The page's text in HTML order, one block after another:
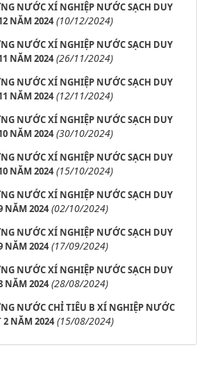
NƯỚC XÍ NGHIỆP NƯỚC SẠCH DUY
NĂM 2024 (10/12/2024)
NƯỚC XÍ NGHIỆP NƯỚC SẠCH DUY
NĂM 2024 (26/11/2024)
NƯỚC XÍ NGHIỆP NƯỚC SẠCH DUY
NĂM 2024 (12/11/2024)
NƯỚC XÍ NGHIỆP NƯỚC SẠCH DUY
NĂM 2024 (30/10/2024)
NƯỚC XÍ NGHIỆP NƯỚC SẠCH DUY
NĂM 2024 (15/10/2024)
NƯỚC XÍ NGHIỆP NƯỚC SẠCH DUY
NĂM 2024 (02/10/2024)
NƯỚC XÍ NGHIỆP NƯỚC SẠCH DUY
NĂM 2024 (17/09/2024)
NƯỚC XÍ NGHIỆP NƯỚC SẠCH DUY
NĂM 2024 (28/08/2024)
NƯỚC CHỈ TIÊU B XÍ NGHIỆP NƯỚC
2 NĂM 2024 (15/08/2024)